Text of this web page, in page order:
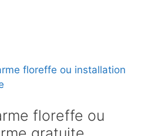
floreffe ou installation
floreffe ou